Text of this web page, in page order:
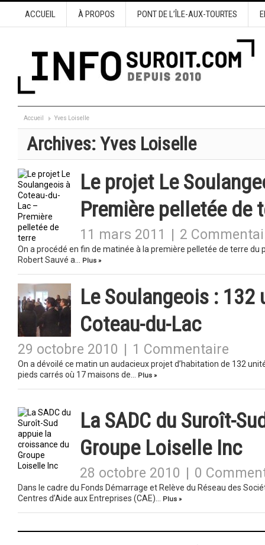
ACCUEIL À PROPOS PONT DE L’ÎLE-AUX-TOURTES
Accueil Yves Loiselle
Archives:Yves Loiselle
Le projet Le
Première pelletée de
11 mars 2011 2
On a procédé en fin de matinée à la première pelletée de terre
Robert Sauvé a…
Plus »
Le Soulangeois : 132
Coteau-du-Lac
29 octobre 2010 1 Commentaire
On a dévoilé ce matin un audacieux projet d’habitation de 132
pieds carrés où 17 maisons de…
Plus »
La SADC du Suroît-
Groupe Loiselle Inc
28 octobre 2010 0
Dans le cadre du Fonds Démarrage et Relève du Réseau des
Centres d’Aide aux Entreprises (CAE)…
Plus »